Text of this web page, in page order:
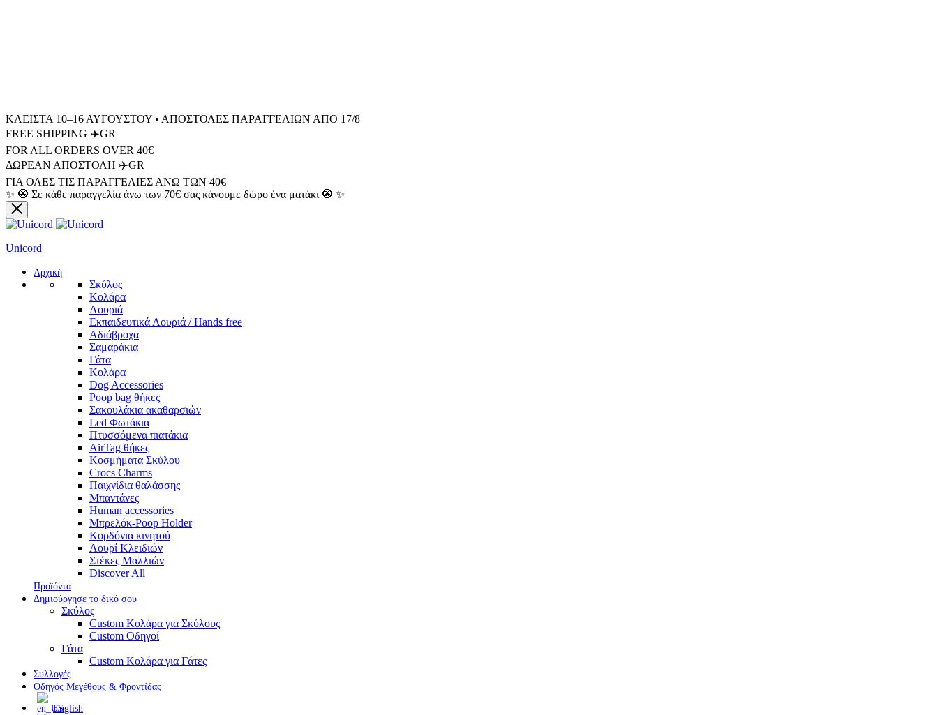
ΚΛΕΙΣΤΑ 10–16 ΑΥΓΟΥΣΤΟΥ • ΑΠΟΣΤΟΛΕΣ ΠΑΡΑΓΓΕΛΙΩΝ ΑΠΟ 17/8
FREE SHIPPING ✈️GR
FOR ALL ORDERS OVER 40€
ΔΩΡΕΑΝ ΑΠΟΣΤΟΛΗ ✈️GR
ΓΙΑ ΟΛΕΣ ΤΙΣ ΠΑΡΑΓΓΕΛΙΕΣ ΑΝΩ ΤΩΝ 40€
✨ 🧿 Σε κάθε παραγγελία άνω των 70€ σας κάνουμε δώρο ένα ματάκι 🧿 ✨
Unicord
Αρχική
Σκύλος
Κολάρα
Λουριά
Εκπαιδευτικά Λουριά / Hands free
Αδιάβροχα
Σαμαράκια
Γάτα
Κολάρα
Dog Accessories
Poop bag θήκες
Σακουλάκια ακαθαρσιών
Led Φωτάκια
Πτυσσόμενα πιατάκια
AirTag θήκες
Κοσμήματα Σκύλου
Crocs Charms
Παιχνίδια θαλάσσης
Μπαντάνες
Human accessories
Μπρελόκ-Poop Holder
Κορδόνια κινητού
Λουρί Κλειδιών
Στέκες Μαλλιών
Discover All
Προϊόντα
Δημιούργησε το δικό σου
Σκύλος
Custom Κολάρα για Σκύλους
Custom Οδηγοί
Γάτα
Custom Κολάρα για Γάτες
Συλλογές
Οδηγός Μεγέθους & Φροντίδας
English